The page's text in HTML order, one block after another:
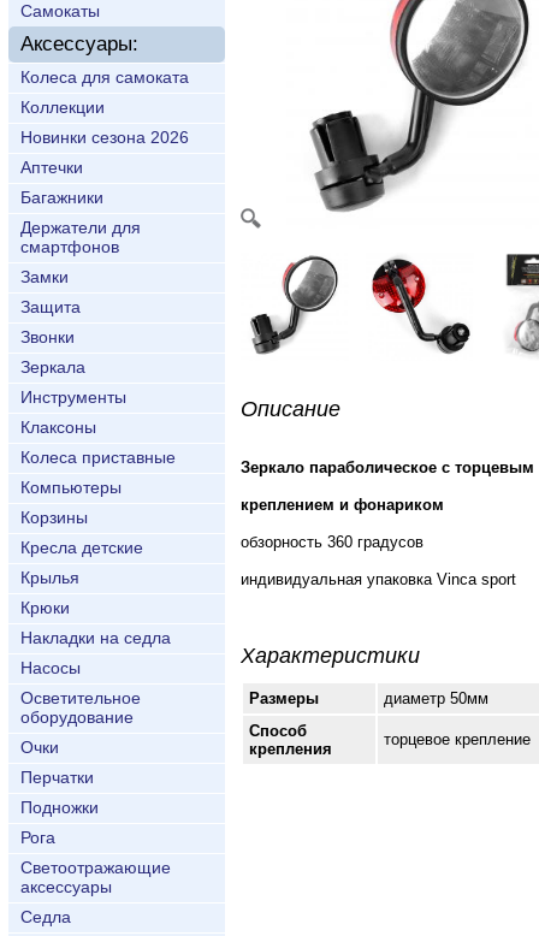
Самокаты
Аксессуары:
Колеса для самоката
Коллекции
Новинки сезона 2026
Аптечки
Багажники
Держатели для
смартфонов
Замки
Защита
Звонки
Зеркала
Инструменты
Клаксоны
Колеса приставные
Компьютеры
Корзины
Кресла детские
Крылья
Крюки
Накладки на седла
Насосы
Осветительное
оборудование
Очки
Перчатки
Подножки
Рога
Светоотражающие
аксессуары
Седла
Описание
Зеркало параболическое с торцевым
креплением и фонариком
обзорность 360 градусов
индивидуальная упаковка Vinca sport
Характеристики
Размеры
диаметр 50мм
Способ
крепления
торцевое крепление